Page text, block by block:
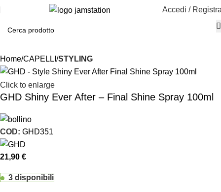
Accedi /
Home CAPELLI STYLING
Click to enlarge
GHD Shiny Ever After – Final Shine Spray 100ml
COD: GHD351
21,90 €
3 disponibili